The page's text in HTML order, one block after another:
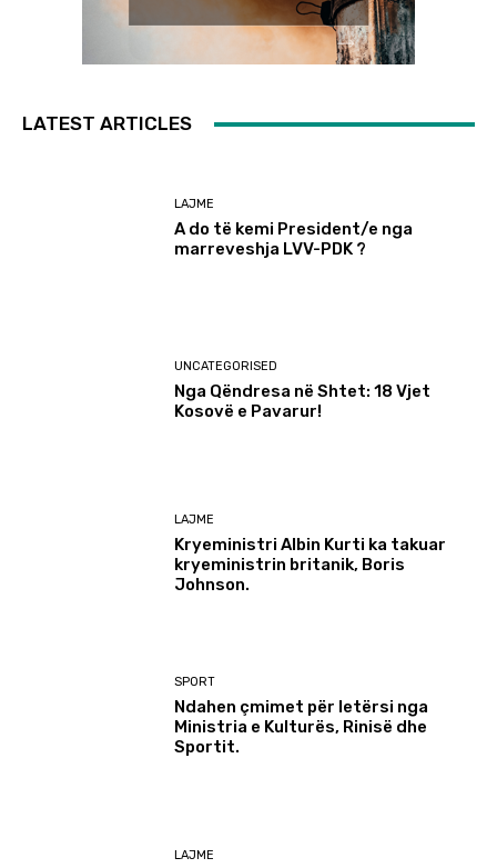
LATEST ARTICLES
LAJME
A do të kemi President/e nga
marreveshja LVV-PDK ?
UNCATEGORISED
Nga Qëndresa në Shtet: 18 Vjet
Kosovë e Pavarur!
LAJME
Kryeministri Albin Kurti ka takuar
kryeministrin britanik, Boris
Johnson.
SPORT
Ndahen çmimet për letërsi nga
Ministria e Kulturës, Rinisë dhe
Sportit.
LAJME